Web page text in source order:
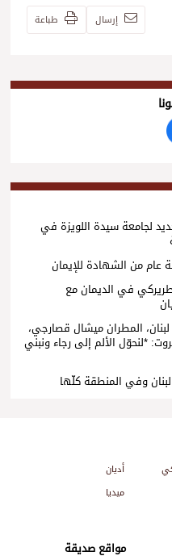
إرسال طباعة
لجامعة سيدة اللويزة في
عام من الشهادة للإيمان
في الديمان مع
المطران ميشال قصارجي،
*لنحوّل الألم إلى رجاء ونبني
وفي المنطقة كلّها
أديان
ميديا
مواقع صديقة